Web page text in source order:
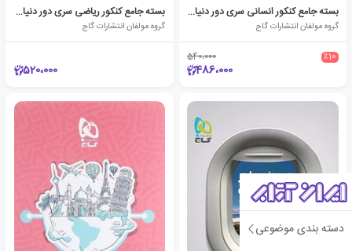
دسته بندی موضوعی
بسته جامع کنکور انسانی سری دور دنیا در چهار ساعت ویژه کنکور 1404
گروه مولفان انتشارات گاج
٪10 540،000
486،000
بسته جامع کنکور ریاضی سری دور دنیا در چهار ساعت ویژه کنکور 1403
گروه مولفان انتشارات گاج
520،000